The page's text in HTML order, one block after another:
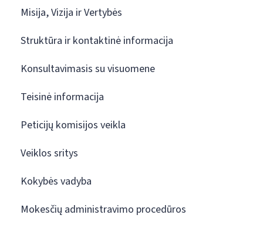
Misija, Vizija ir Vertybės
Struktūra ir kontaktinė informacija
Konsultavimasis su visuomene
Teisinė informacija
Peticijų komisijos veikla
Veiklos sritys
Kokybės vadyba
Mokesčių administravimo procedūros